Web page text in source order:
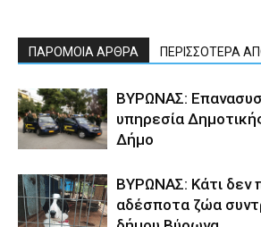
ΠΑΡΟΜΟΙΑ ΑΡΘΡΑ ΠΕΡΙΣΣΟΤΕΡΑ
ΒΥΡΩΝΑΣ:
υπηρεσία
Δήμο
ΒΥΡΩΝΑΣ: Κάτι δεν
αδέσποτα ζώα